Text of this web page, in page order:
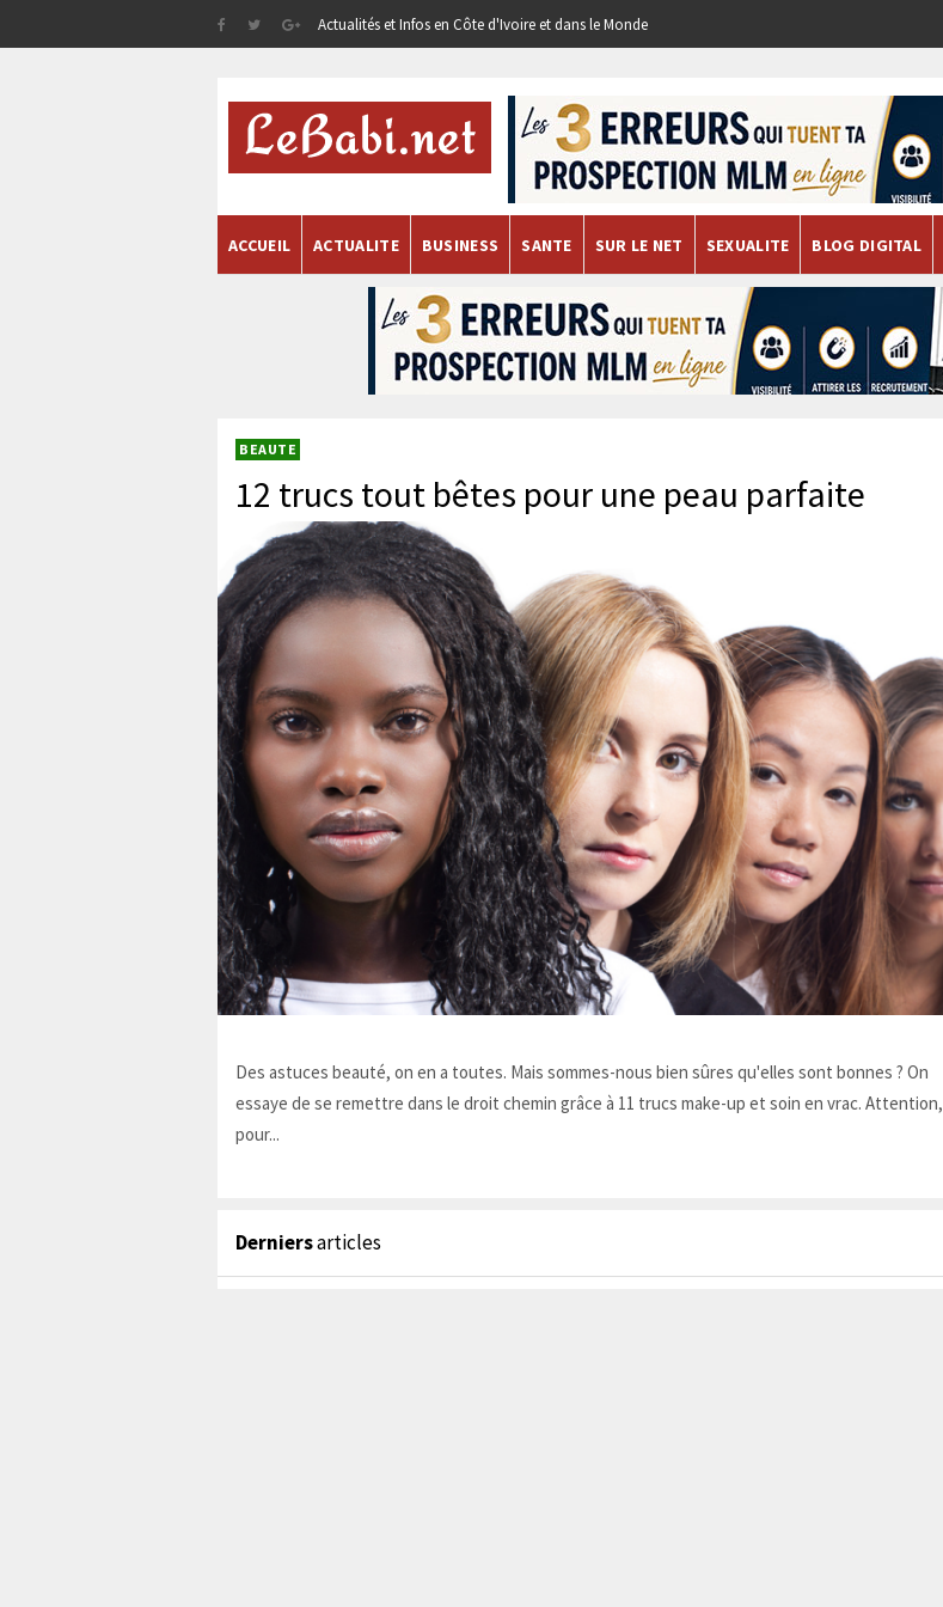
Actualités et Infos en Côte d'Ivoire et dans le Monde
ACCUEIL ACTUALITE BUSINESS SANTE SUR LE NET SEXUALITE BLOG DIGITAL
BEAUTE
12 trucs tout bêtes pour une peau parfaite
Des astuces beauté, on en a toutes. Mais sommes-nous bien sûres qu'elles sont bonnes ? On
essaye de se remettre dans le droit chemin grâce à 11 trucs make-up et soin en vrac. Attention,
pour...
Derniersarticles